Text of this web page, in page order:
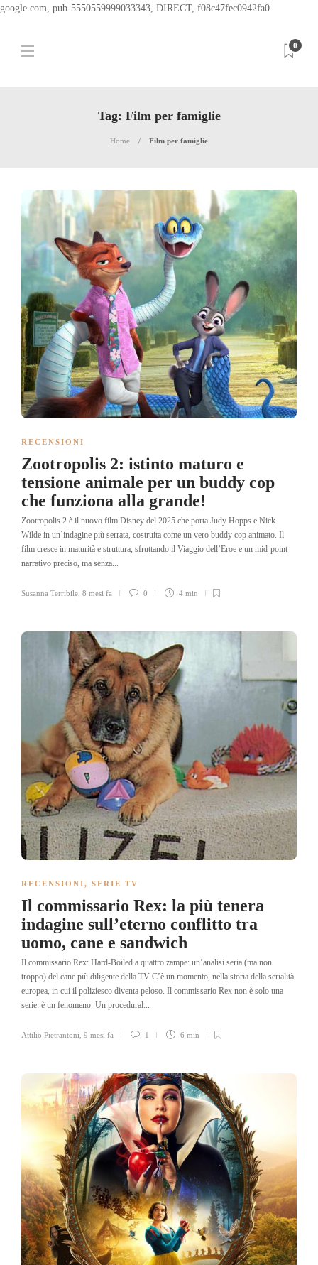
google.com, pub-5550559999033343, DIRECT, f08c47fec0942fa0
0
Tag: Film per famiglie
Home Film per famiglie
RECENSIONI
Zootropolis 2: istinto maturo e
tensione animale per un buddy cop
che funziona alla grande!
Zootropolis 2 è il nuovo film Disney del 2025 che porta Judy Hopps e Nick
Wilde in un’indagine più serrata, costruita come un vero buddy cop animato. Il
film cresce in maturità e struttura, sfruttando il Viaggio dell’Eroe e un mid-point
narrativo preciso, ma senza...
Susanna Terribile 8 mesi fa 0 4 min
RECENSIONI, SERIE TV
Il commissario Rex: la più tenera
indagine sull’eterno conflitto tra
uomo, cane e sandwich
Il commissario Rex: Hard-Boiled a quattro zampe: un’analisi seria (ma non
troppo) del cane più diligente della TV C’è un momento, nella storia della serialità
europea, in cui il poliziesco diventa peloso. Il commissario Rex non è solo una
serie: è un fenomeno. Un procedural...
Attilio Pietrantoni 9 mesi fa 1 6 min